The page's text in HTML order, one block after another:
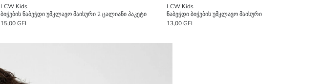
LCW Kids
ბიჭების ნაბეჭდი უმკლავო მაისური 2 ცალიანი პაკეტი
15,00 GEL
LCW Kids
ნაბეჭდი ბიჭების უმკლავო მაისური
13,00 GEL